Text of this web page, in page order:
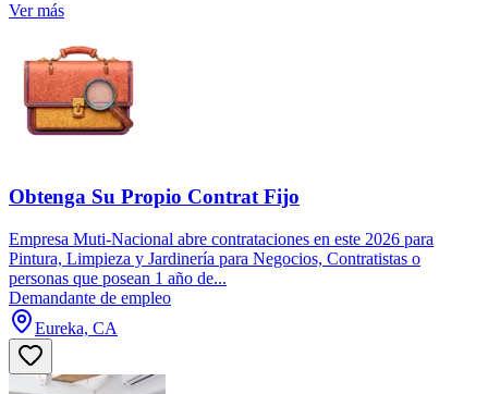
Ver más
Obtenga Su Propio Contrat Fijo
Empresa Muti-Nacional abre contrataciones en este 2026 para
Pintura, Limpieza y Jardinería para Negocios, Contratistas o
personas que posean 1 año de...
Demandante de empleo
Eureka, CA